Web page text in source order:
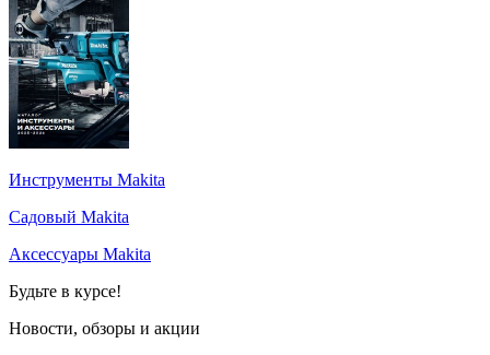
Инструменты Makita
Садовый Makita
Аксессуары Makita
Будьте в курсе!
Новости, обзоры и акции